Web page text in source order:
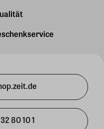
80 10 1